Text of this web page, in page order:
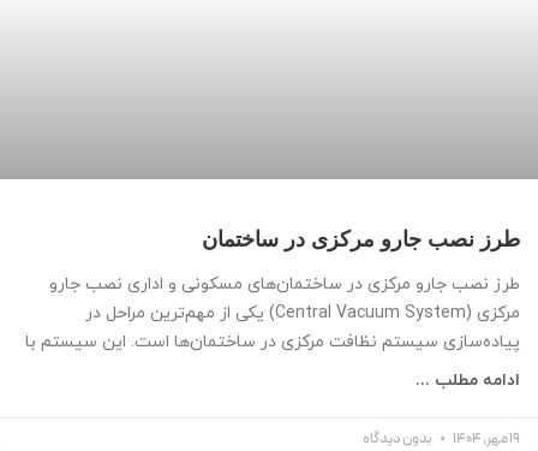
طرز نصب جارو مرکزی در ساختمان‌
طرز نصب جارو مرکزی در ساختمان‌های مسکونی و اداری نصب جارو
مرکزی (Central Vacuum System) یکی از مهم‌ترین مراحل در
پیاده‌سازی سیستم نظافت مرکزی در ساختمان‌ها است. این سیستم با
ادامه مطلب ...
19 مهر, 1404 بدون دیدگاه